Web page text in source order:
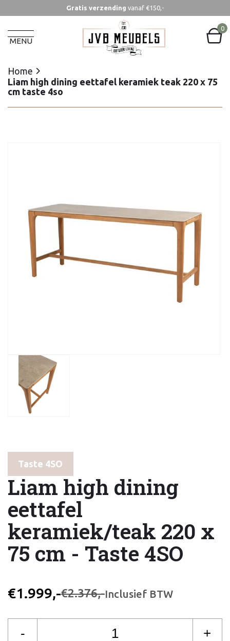
Gratis verzending vanaf €150,-
MENU
0
Home
Liam high dining eettafel keramiek teak 220 x 75
cm taste 4so
Home
Liam high dining eettafel keramiek teak 220 x 75
cm taste 4so
Taste 4SO
Liam high dining
eettafel
keramiek/teak 220 x
75 cm - Taste 4SO
€1.999,-€2.376,-Inclusief BTW
- +